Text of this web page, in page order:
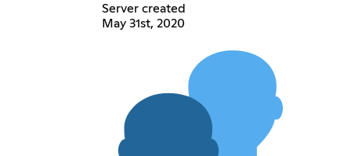
Server created
May 31st, 2020